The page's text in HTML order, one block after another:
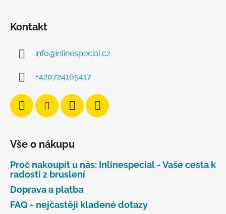
Kontakt
info@inlinespecial.cz
+420724165417
Vše o nákupu
Proč nakoupit u nás: Inlinespecial - Vaše cesta k
radosti z bruslení
Doprava a platba
FAQ - nejčastěji kladené dotazy